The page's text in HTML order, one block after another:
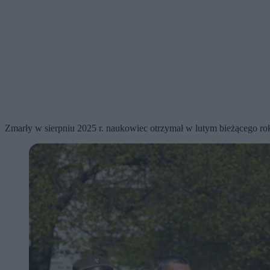
Zmarły w sierpniu 2025 r. naukowiec otrzymał w lutym bieżącego